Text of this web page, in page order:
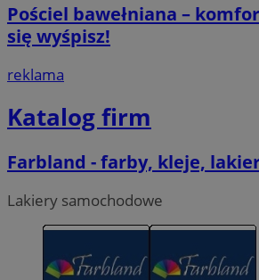
Pościel bawełniana –
się wyśpisz!
reklama
Katalog firm
Farbland - farby, kleje,
Lakiery samochodowe